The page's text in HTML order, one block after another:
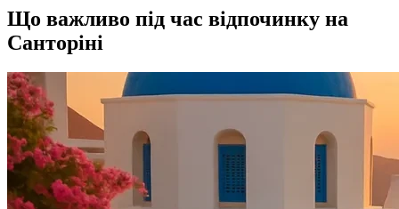
Що важливо під час відпочинку на
Санторіні